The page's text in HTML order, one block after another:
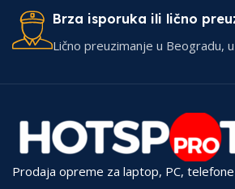
Brza isporuka ili lično
Lično preuzimanje u Beogradu,
Prodaja opreme za laptop, PC,